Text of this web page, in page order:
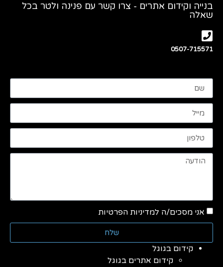
בנייה וקידום אתרים - צרו קשר עם פנינה ולטר בכל
שאלה
0507-715571
אני מסכים/ה למדיניות הפרטיות
שלח
קידום בגוגל
קידום אתרים בגוגל